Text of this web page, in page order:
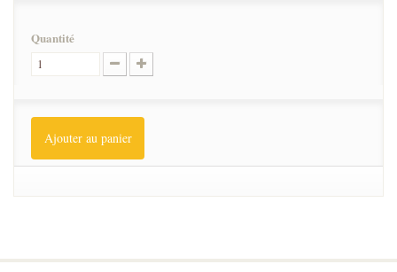
Quantité
Ajouter au panier